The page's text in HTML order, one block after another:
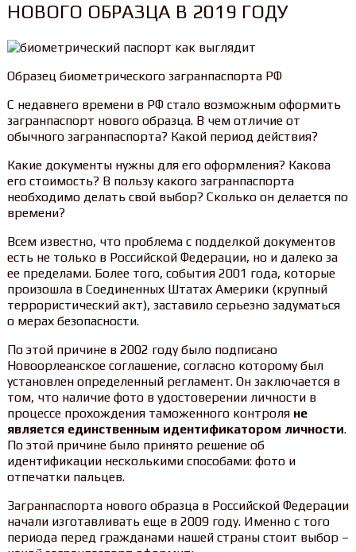
НОВОГО ОБРАЗЦА В 2019 ГОДУ
Образец биометрического загранпаспорта РФ
С недавнего времени в РФ стало возможным оформить
загранпаспорт нового образца. В чем отличие от
обычного загранпаспорта? Какой период действия?
Какие документы нужны для его оформления? Какова
его стоимость? В пользу какого загранпаспорта
необходимо делать свой выбор? Сколько он делается по
времени?
Всем известно, что проблема с подделкой документов
есть не только в Российской Федерации, но и далеко за
ее пределами. Более того, события 2001 года, которые
произошла в Соединенных Штатах Америки (крупный
террористический акт), заставило серьезно задуматься
о мерах безопасности.
По этой причине в 2002 году было подписано
Новоорлеанское соглашение, согласно которому был
установлен определенный регламент. Он заключается в
том, что наличие фото в удостоверении личности в
процессе прохождения таможенного контроля не
является единственным идентификатором личности.
По этой причине было принято решение об
идентификации несколькими способами: фото и
отпечатки пальцев.
Загранпаспорта нового образца в Российской Федерации
начали изготавливать еще в 2009 году. Именно с того
периода перед гражданами нашей страны стоит выбор –